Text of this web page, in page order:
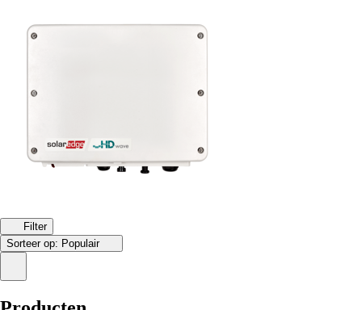
Filter
Sorteer op: Populair